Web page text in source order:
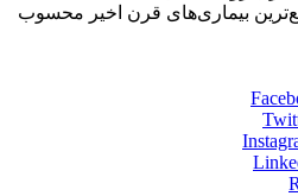
بیماری‌های قرن اخیر محسوب